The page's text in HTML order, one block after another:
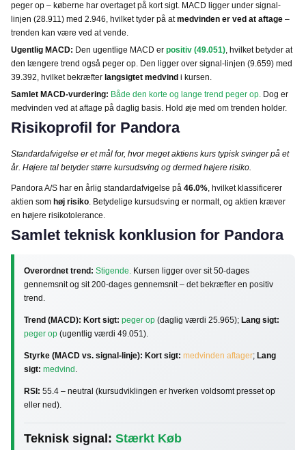
peger op – køberne har overtaget på kort sigt. MACD ligger under signal-
linjen (28.911) med 2.946, hvilket tyder på atmedvinden er ved at aftage –
trenden kan være ved at vende.
Ugentlig MACD: Den ugentlige MACD er positiv (49.051) , hvilket betyder at
den længere trend også peger op. Den ligger over signal-linjen (9.659) med
39.392, hvilket bekræfter langsigtet medvind i kursen.
Samlet MACD-vurdering: Både den korte og lange trend peger op. Dog er
medvinden ved at aftage på daglig basis. Hold øje med om trenden holder.
Risikoprofil for Pandora
Standardafvigelse er et mål for, hvor meget aktiens kurs typisk svinger på et
år. Højere tal betyder større kursudsving og dermed højere risiko.
Pandora A/S har en årlig standardafvigelse på 46.0% , hvilket klassificerer
aktien som høj risiko . Betydelige kursudsving er normalt, og aktien kræver
en højere risikotolerance.
Samlet teknisk konklusion for Pandora
Overordnet trend: Stigende. Kursen ligger over sit 50-dages
gennemsnit og sit 200-dages gennemsnit – det bekræfter en positiv
trend.
Trend (MACD): Kort sigt: peger op (daglig værdi 25.965); Lang sigt:
peger op (ugentlig værdi 49.051).
Styrke (MACD vs. signal-linje): Kort sigt: medvinden aftager; Lang
sigt: medvind
RSI: 55.4 – neutral (kursudviklingen er hverken voldsomt presset op
eller ned).
Teknisk signal: Stærkt Køb